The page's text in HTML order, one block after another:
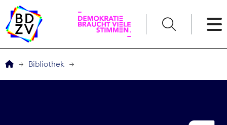
Bibliothek